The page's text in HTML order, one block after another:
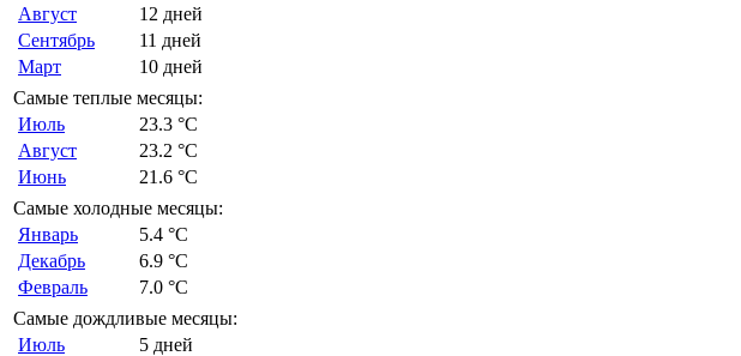
Август
12 дней
Сентябрь
11 дней
Март
10 дней
Самые теплые месяцы:
Июль
23.3 °C
Август
23.2 °C
Июнь
21.6 °C
Самые холодные месяцы:
Январь
5.4 °C
Декабрь
6.9 °C
Февраль
7.0 °C
Самые дождливые месяцы:
Июль
5 дней